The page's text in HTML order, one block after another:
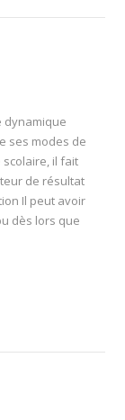
dynamique
ses modes de
il fait
de résultat
Il peut avoir
dès lors que